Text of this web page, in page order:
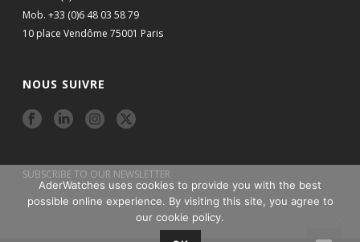
Mob. +33 (0)6 48 03 58 79
10 place Vendôme 75001 Paris
NOUS SUIVRE
SUBSCRIBE TO OUR NEWSLETTER
AderWatches uses cookies to provide you with the best
possible online experience. By visiting this site, you agree to
our cookie policy.